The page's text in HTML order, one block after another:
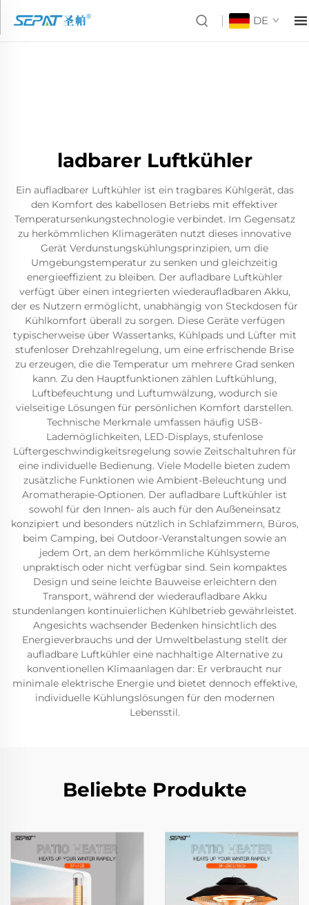
DE
ladbarer Luftkühler
Ein aufladbarer Luftkühler ist ein tragbares Kühlgerät, das
den Komfort des kabellosen Betriebs mit effektiver
Temperatursenkungstechnologie verbindet. Im Gegensatz
zu herkömmlichen Klimageräten nutzt dieses innovative
Gerät Verdunstungskühlungsprinzipien, um die
Umgebungstemperatur zu senken und gleichzeitig
energieeffizient zu bleiben. Der aufladbare Luftkühler
verfügt über einen integrierten wiederaufladbaren Akku,
der es Nutzern ermöglicht, unabhängig von Steckdosen für
Kühlkomfort überall zu sorgen. Diese Geräte verfügen
typischerweise über Wassertanks, Kühlpads und Lüfter mit
stufenloser Drehzahlregelung, um eine erfrischende Brise
zu erzeugen, die die Temperatur um mehrere Grad senken
kann. Zu den Hauptfunktionen zählen Luftkühlung,
Luftbefeuchtung und Luftumwälzung, wodurch sie
vielseitige Lösungen für persönlichen Komfort darstellen.
Technische Merkmale umfassen häufig USB-
Lademöglichkeiten, LED-Displays, stufenlose
Lüftergeschwindigkeitsregelung sowie Zeitschaltuhren für
eine individuelle Bedienung. Viele Modelle bieten zudem
zusätzliche Funktionen wie Ambient-Beleuchtung und
Aromatherapie-Optionen. Der aufladbare Luftkühler ist
sowohl für den Innen- als auch für den Außeneinsatz
konzipiert und besonders nützlich in Schlafzimmern, Büros,
beim Camping, bei Outdoor-Veranstaltungen sowie an
jedem Ort, an dem herkömmliche Kühlsysteme
unpraktisch oder nicht verfügbar sind. Sein kompaktes
Design und seine leichte Bauweise erleichtern den
Transport, während der wiederaufladbare Akku
stundenlangen kontinuierlichen Kühlbetrieb gewährleistet.
Angesichts wachsender Bedenken hinsichtlich des
Energieverbrauchs und der Umweltbelastung stellt der
aufladbare Luftkühler eine nachhaltige Alternative zu
konventionellen Klimaanlagen dar: Er verbraucht nur
minimale elektrische Energie und bietet dennoch effektive,
individuelle Kühlungslösungen für den modernen
Lebensstil.
Beliebte Produkte